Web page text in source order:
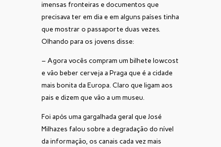
imensas fronteiras e documentos que
precisava ter em dia e em alguns países tinha
que mostrar o passaporte duas vezes.
Olhando para os jovens disse:
– Agora vocês compram um bilhete lowcost
e vão beber cerveja a Praga que é a cidade
mais bonita da Europa. Claro que ligam aos
pais e dizem que vão a um museu.
Foi após uma gargalhada geral que José
Milhazes falou sobre a degradação do nível
da informação, os canais cada vez mais